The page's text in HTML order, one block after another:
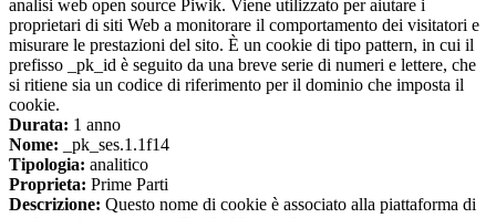
analisi web open source Piwik. Viene utilizzato per aiutare i
proprietari di siti Web a monitorare il comportamento dei visitatori e
misurare le prestazioni del sito. È un cookie di tipo pattern, in cui il
prefisso _pk_id è seguito da una breve serie di numeri e lettere, che
si ritiene sia un codice di riferimento per il dominio che imposta il
cookie.
Durata: 1 anno
Nome: _pk_ses.1.1f14
Tipologia: analitico
Proprieta: Prime Parti
Descrizione: Questo nome di cookie è associato alla piattaforma di